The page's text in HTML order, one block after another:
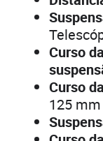
Curso
Curso
125 mm